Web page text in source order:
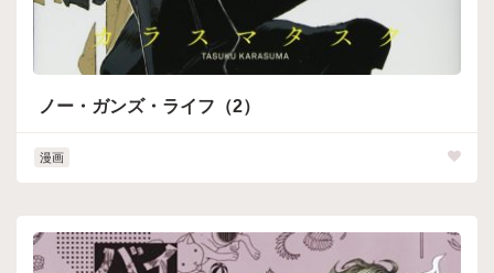
ノー・ガンズ・ライフ（2）
漫画